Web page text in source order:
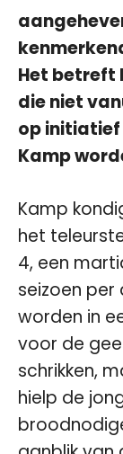
Het betreft
die niet
op initiatief
Kamp
Kamp
het
4, een
seizoen per
worden in
voor de
schrikken,
hielp de